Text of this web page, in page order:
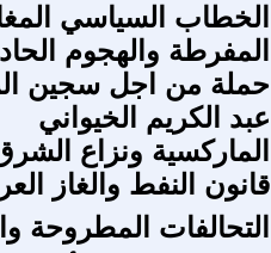
الخطاب السياسي
المفرطة والهجوم الحاد
حملة من اجل سجين
عبد الكريم الخيواني
الماركسية ونزاع
قانون النفط والغاز
التحالفات المطروحة